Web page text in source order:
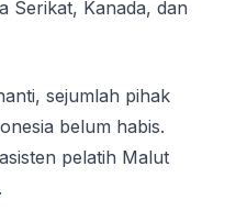
Sеrіkаt, Kаnаdа, dаn
sejumlah pihak
bеlum hаbіѕ.
pelatih Malut